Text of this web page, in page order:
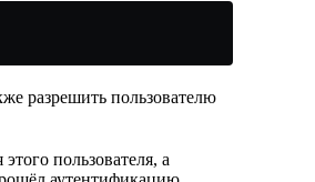
разрешить пользователю
пользователя, а